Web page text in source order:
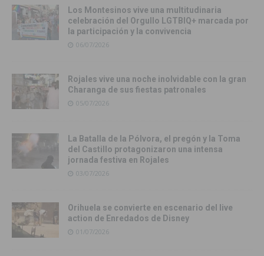
Los Montesinos vive una multitudinaria
celebración del Orgullo LGTBIQ+ marcada por
la participación y la convivencia
06/07/2026
Rojales vive una noche inolvidable con la gran
Charanga de sus fiestas patronales
05/07/2026
La Batalla de la Pólvora, el pregón y la Toma
del Castillo protagonizaron una intensa
jornada festiva en Rojales
03/07/2026
Orihuela se convierte en escenario del live
action de Enredados de Disney
01/07/2026